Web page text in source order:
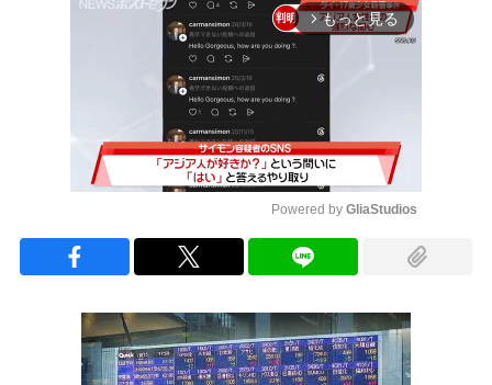
arrow_forward_ios もっと見る
Powered by GliaStudios